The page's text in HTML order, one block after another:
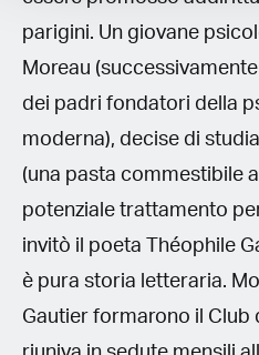
parigini. Un giovane
Moreau
dei padri fondatori della
moderna), decise di
(una pasta commestibile
potenziale trattamento
invitò il poeta Théophile
è pura storia letteraria.
Gautier formarono il Club